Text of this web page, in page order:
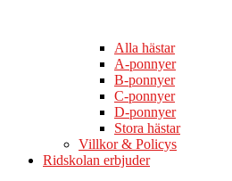
Alla hästar
A-ponnyer
B-ponnyer
C-ponnyer
D-ponnyer
Stora hästar
Villkor & Policys
Ridskolan erbjuder